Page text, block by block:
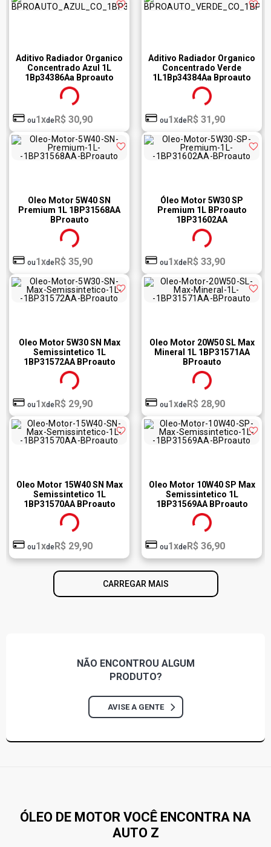
Aditivo Radiador Organico
Concentrado Azul 1L
1Bp34386Aa Bproauto
ou1xdeR$ 30,90
Aditivo Radiador Organico
Concentrado Verde
1L1Bp34384Aa Bproauto
ou1xdeR$ 31,90
Oleo Motor 5W40 SN
Premium 1L 1BP31568AA
BProauto
ou1xdeR$ 35,90
Óleo Motor 5W30 SP
Premium 1L BProauto
1BP31602AA
ou1xdeR$ 33,90
Oleo Motor 5W30 SN Max
Semissintetico 1L
1BP31572AA BProauto
ou1xdeR$ 29,90
Oleo Motor 20W50 SL Max
Mineral 1L 1BP31571AA
BProauto
ou1xdeR$ 28,90
Oleo Motor 15W40 SN Max
Semissintetico 1L
1BP31570AA BProauto
ou1xdeR$ 29,90
Oleo Motor 10W40 SP Max
Semissintetico 1L
1BP31569AA BProauto
ou1xdeR$ 36,90
CARREGAR MAIS
NÃO ENCONTROU ALGUM
PRODUTO?
AVISE A GENTE
ÓLEO DE MOTOR VOCÊ ENCONTRA NA
AUTO Z